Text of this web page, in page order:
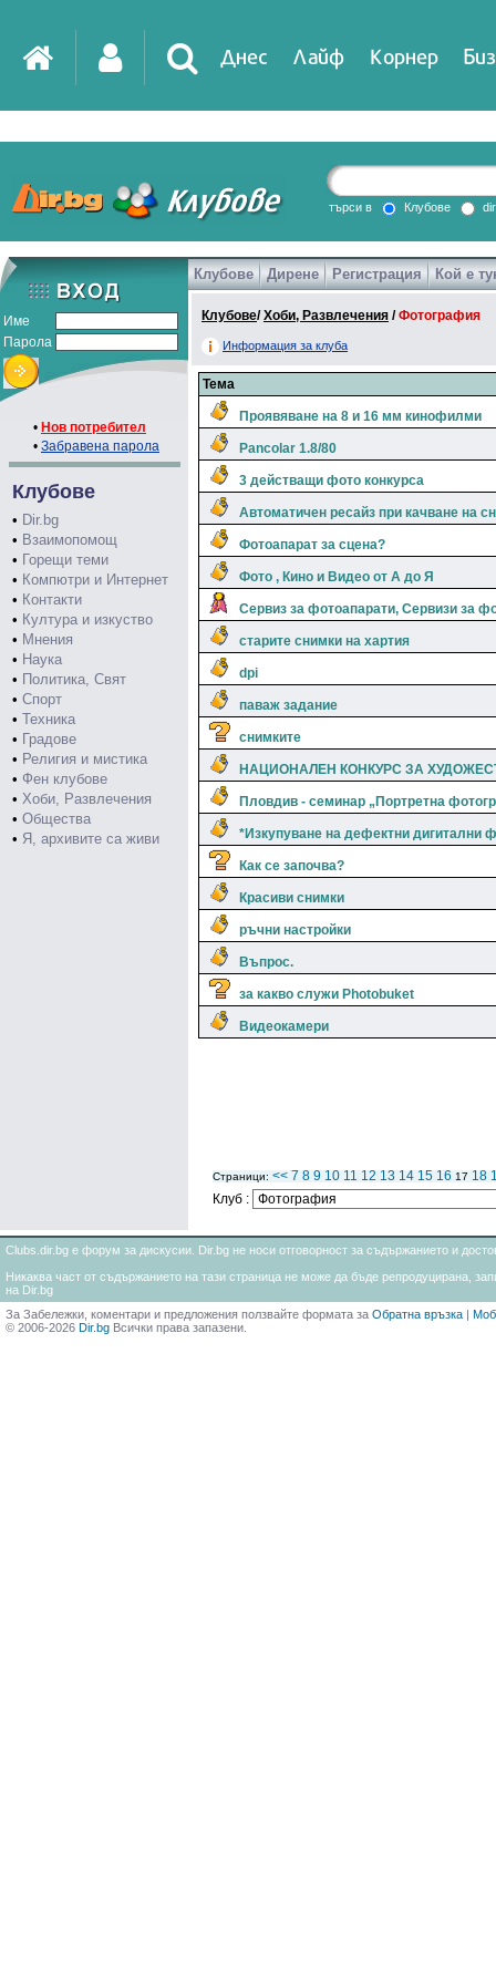
Днес Лайф Корнер
DirTV Impressio
Games
търси в Клубове
Име
Парола
• Нов потребител
• Забравена парола
Клубове
• Dir.bg
• Взаимопомощ
• Горещи теми
• Компютри и Интернет
• Контакти
• Култура и изкуство
• Мнения
• Наука
• Политика, Свят
• Спорт
• Техника
• Градове
• Религия и мистика
• Фен клубове
• Хоби, Развлечения
• Общества
• Я, архивите са живи
Клубове Дирене Регистрация Кой е
Клубове/Хоби, Развлечения /Фотография
Информация за клуба
Тема
Проявяване на 8 и 16 мм кинофилми
Pancolar 1.8/80
3 действащи фото конкурса
Автоматичен ресайз при качване на
Фотоапарат за сцена?
Фото , Кино и Видео от А до Я
Сервиз за фотоапарати, Сервизи за
старите снимки на хартия
dpi
паваж задание
снимките
НАЦИОНАЛЕН КОНКУРС ЗА
Пловдив - семинар „Портретна
*Изкупуване на дефектни дигитални
Как се започва?
Красиви снимки
ръчни настройки
Въпрос.
за какво служи Photobuket
Видеокамери
Страници: << 7 8 9 10 11 12 13 14 15 16 17 18
Клуб :
Clubs.dir.bg е форум за дискусии. Dir.bg не носи отговорност за съдържанието и
Никаква част от съдържанието на тази страница не може да бъде репродуцирана,
на Dir.bg
За Забележки, коментари и предложения ползвайте формата за Обратна връзка |
© 2006-2026 Dir.bg Всички права запазени.